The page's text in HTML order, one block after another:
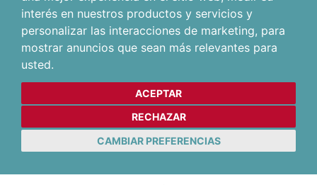
interés en nuestros productos y servicios y
personalizar las interacciones de marketing, para
mostrar anuncios que sean más relevantes para
usted.
ACEPTAR
RECHAZAR
CAMBIAR PREFERENCIAS